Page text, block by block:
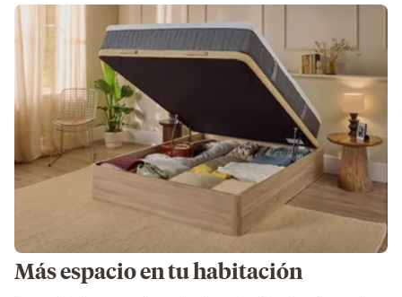
Más espacio en tu habitación